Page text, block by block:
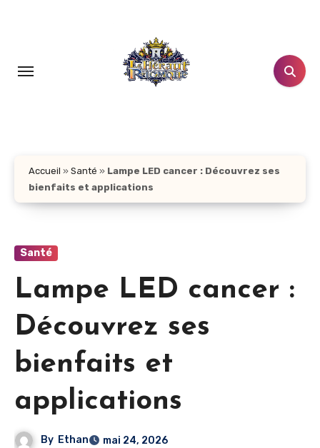
principal
Accueil » Santé » Lampe LED cancer : Découvrez ses
bienfaits et applications
Santé
Lampe LED cancer :
Découvrez ses
bienfaits et
applications
By Ethan mai 24, 2026